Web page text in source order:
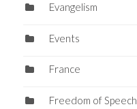
Evangelism
Events
France
Freedom of Speech